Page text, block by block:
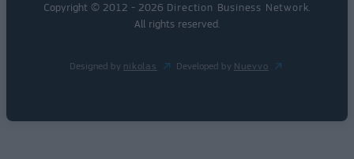
Copyright © 2012 - 2026 Direction Business Network.
All rights reserved.
Designed by nikolas Developed by Nuevvo